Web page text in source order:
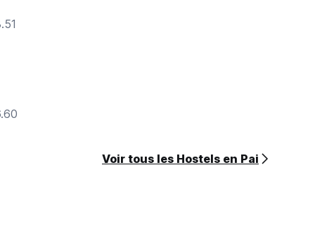
Voir tous les Hostels en Pai